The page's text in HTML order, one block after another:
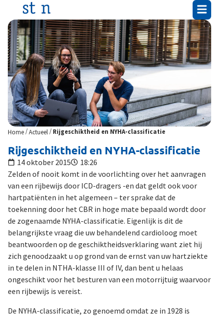
Home/Actueel /Rijgeschiktheid en NYHA-classificatie
Rijgeschiktheid en NYHA-classificatie
14 oktober 2015
18:26
Zelden of nooit komt in de voorlichting over het aanvragen
van een rijbewijs door ICD-dragers -en dat geldt ook voor
hartpatiënten in het algemeen – ter sprake dat de
toekenning door het CBR in hoge mate bepaald wordt door
de zogenaamde NYHA-classificatie. Eigenlijk is dit de
belangrijkste vraag die uw behandelend cardioloog moet
beantwoorden op de geschiktheidsverklaring want ziet hij
zich genoodzaakt u op grond van de ernst van uw hartziekte
in te delen in NTHA-klasse III of IV, dan bent u helaas
ongeschikt voor het besturen van een motorrijtuig waarvoor
een rijbewijs is vereist.
De NYHA-classificatie, zo genoemd omdat ze in 1928 is